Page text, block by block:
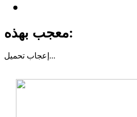
معجب بهذه:
إعجاب تحميل...